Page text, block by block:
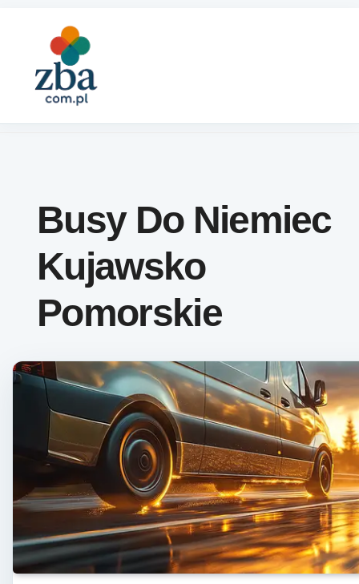
Busy Do Niemiec
Kujawsko
Pomorskie